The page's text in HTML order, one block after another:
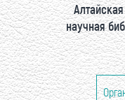
научная